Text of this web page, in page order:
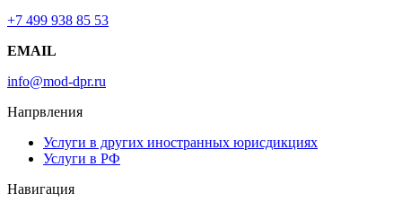
+7 499 938 85 53
EMAIL
info@mod-dpr.ru
Напрвления
Услуги в других иностранных юрисдикциях
Услуги в РФ
Навигация